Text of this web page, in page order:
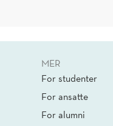
MER
For studenter
For ansatte
For alumni